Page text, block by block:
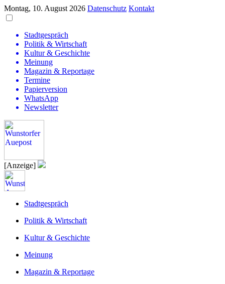
Montag, 10. August 2026 Datenschutz Kontakt
Stadtgespräch
Politik & Wirtschaft
Kultur & Geschichte
Meinung
Magazin & Reportage
Termine
Papierversion
WhatsApp
Newsletter
[Anzeige]
Stadtgespräch
Politik & Wirtschaft
Kultur & Geschichte
Meinung
Magazin & Reportage